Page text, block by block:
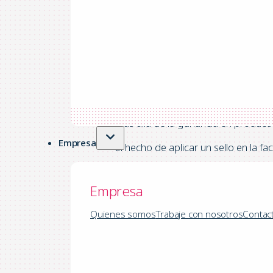
Empresa
Empresa
Quienes somosTrabaje con nosotros
Más allá de la ganancia en
El hecho de aplicar un sello en la
Previene el riesgo de